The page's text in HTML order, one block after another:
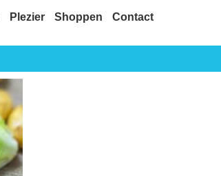
Plezier Shoppen Contact